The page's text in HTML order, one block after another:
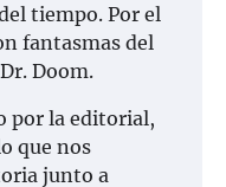
tiempo. Por el
fantasmas del
Doom.
por la editorial,
que nos
junto a